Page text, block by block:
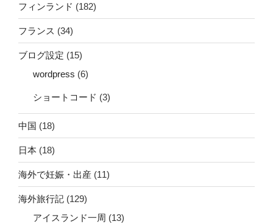
フィンランド (182)
フランス (34)
ブログ設定 (15)
wordpress (6)
ショートコード (3)
中国 (18)
日本 (18)
海外で妊娠・出産 (11)
海外旅行記 (129)
アイスランド一周 (13)